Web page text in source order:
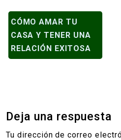
NAVEGACIÓN
DE
ENTRADAS
CÓMO AMAR TU
CASA Y TENER UNA
RELACIÓN EXITOSA
Deja una respuesta
Tu dirección de correo